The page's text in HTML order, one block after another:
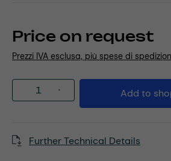
Price on request
Prezzi IVA esclusa, più spese di
Product Quantity:Add to
Further Technical Details